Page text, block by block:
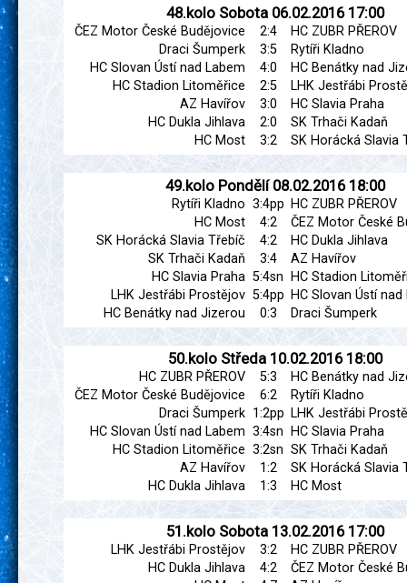
48.kolo Sobota 06.02.2016 17:00
ČEZ Motor České Budějovice 2:4
HC ZUBR PŘEROV
Draci Šumperk
3:5
Rytíři Kladno
HC Slovan Ústí nad Labem
4:0
HC Benátky nad
HC Stadion Litoměřice
2:5
LHK Jestřábi
AZ Havířov
3:0
HC Slavia Praha
HC Dukla Jihlava
2:0
SK Trhači Kadaň
HC Most
3:2 SK Horácká Slavia
49.kolo Pondělí 08.02.2016 18:00
Rytíři Kladno 3:4pp HC ZUBR PŘEROV
HC Most
4:2
ČEZ Motor České
SK Horácká Slavia Třebíč
4:2
HC Dukla Jihlava
SK Trhači Kadaň
3:4
AZ Havířov
HC Slavia Praha 5:4sn
HC Stadion
LHK Jestřábi Prostějov 5:4pp HC Slovan Ústí nad
HC Benátky nad Jizerou
0:3 Draci Šumperk
50.kolo Středa 10.02.2016 18:00
HC ZUBR PŘEROV 5:3
HC Benátky nad
ČEZ Motor České Budějovice
6:2
Rytíři Kladno
Draci Šumperk 1:2pp LHK Jestřábi
HC Slovan Ústí nad Labem 3:4sn
HC Slavia Praha
HC Stadion Litoměřice 3:2sn SK Trhači Kadaň
AZ Havířov
1:2
SK Horácká Slavia
HC Dukla Jihlava
1:3 HC Most
51.kolo Sobota 13.02.2016 17:00
LHK Jestřábi Prostějov 3:2
HC ZUBR PŘEROV
HC Dukla Jihlava
4:2
ČEZ Motor České